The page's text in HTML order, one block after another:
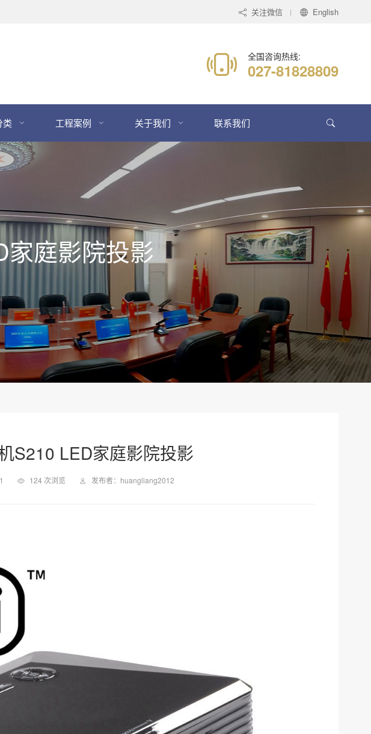
关注微信 English
全国咨询热线:
027-81828809
类 工程案例 关于我们 联系我们
庭影院投影
S210 LED家庭影院投影
124 次浏览 发布者：huangliang2012